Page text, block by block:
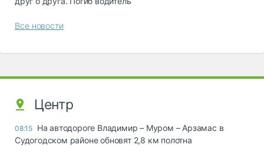
Все новости
Центр
08:15 На автодороге Владимир – Муром – Арзамас в
Судогодском районе обновят 2,8 км полотна